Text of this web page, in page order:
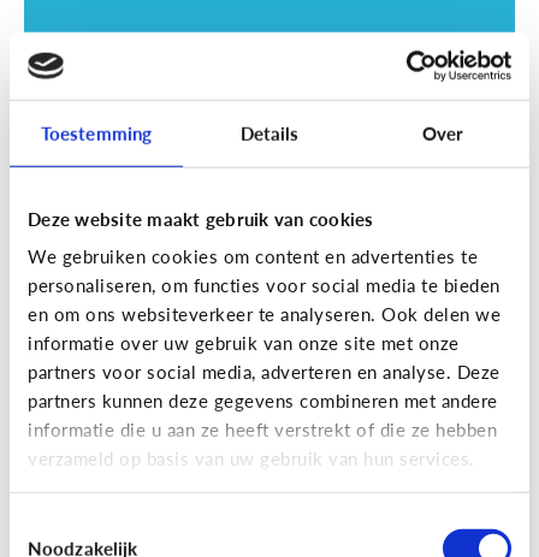
Toestemming Details Over
Deze website maakt gebruik van cookies
We gebruiken cookies om content en advertenties te
personaliseren, om functies voor social media te bieden
en om ons websiteverkeer te analyseren. Ook delen we
informatie over uw gebruik van onze site met onze
partners voor social media, adverteren en analyse. Deze
partners kunnen deze gegevens combineren met andere
informatie die u aan ze heeft verstrekt of die ze hebben
verzameld op basis van uw gebruik van hun services.
Noodzakelijk
Opvoeding
Vanaf welke leeftijd mag mijn kind
naar een scherm kijken?